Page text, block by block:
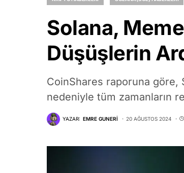
Solana,
Düşüşlerin
CoinShares raporuna
nedeniyle tüm zamanların
YAZAR: EMRE GUNERI 20 AĞUSTOS 2024